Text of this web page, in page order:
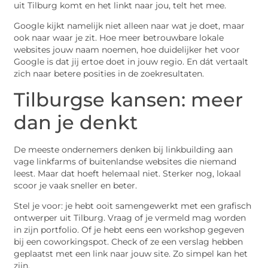
uit Tilburg komt en het linkt naar jou, telt het mee.
Google kijkt namelijk niet alleen naar wat je doet, maar
ook naar waar je zit. Hoe meer betrouwbare lokale
websites jouw naam noemen, hoe duidelijker het voor
Google is dat jij ertoe doet in jouw regio. En dát vertaalt
zich naar betere posities in de zoekresultaten.
Tilburgse kansen: meer
dan je denkt
De meeste ondernemers denken bij linkbuilding aan
vage linkfarms of buitenlandse websites die niemand
leest. Maar dat hoeft helemaal niet. Sterker nog, lokaal
scoor je vaak sneller en beter.
Stel je voor: je hebt ooit samengewerkt met een grafisch
ontwerper uit Tilburg. Vraag of je vermeld mag worden
in zijn portfolio. Of je hebt eens een workshop gegeven
bij een coworkingspot. Check of ze een verslag hebben
geplaatst met een link naar jouw site. Zo simpel kan het
zijn.